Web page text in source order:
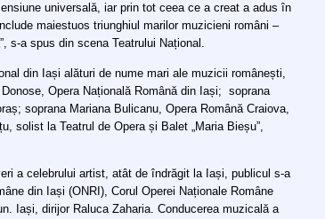
universală, iar prin tot ceea ce a creat a adus în
maiestuos triunghiul marilor muzicieni români –
s-a spus din scena Teatrului Național.
din Iași alături de nume mari ale muzicii românești,
Opera Națională Română din Iași; soprana
soprana Mariana Bulicanu, Opera Română Craiova,
solist la Teatrul de Opera și Balet „Maria Bieșu”,
a celebrului artist, atât de îndrăgit la Iași, publicul s-a
din Iași (ONRI), Corul Operei Naționale Române
Iași, dirijor Raluca Zaharia. Conducerea muzicală a